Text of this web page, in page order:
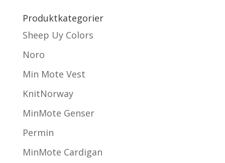
Produktkategorier
Sheep Uy Colors
Noro
Min Mote Vest
KnitNorway
MinMote Genser
Permin
MinMote Cardigan